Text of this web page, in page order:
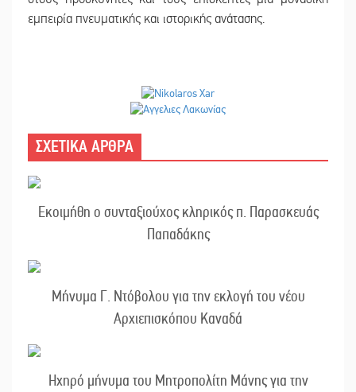
εμπειρία πνευματικής και ιστορικής ανάτασης.
ΣΧΕΤΙΚΑ ΑΡΘΡΑ
Εκοιμήθη ο συνταξιούχος κληρικός π. Παρασκευάς
Παπαδάκης
Μήνυμα Γ. Ντόβολου για την εκλογή του νέου
Αρχιεπισκόπου Καναδά
Ηχηρό μήνυμα του Μητροπολίτη Μάνης για την